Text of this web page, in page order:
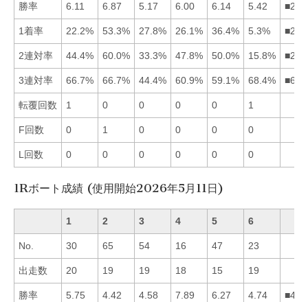
勝率 6.11 6.87 5.17 6.00 6.14 5.42
1着率 22.2% 53.3% 27.8% 26.1% 36.4% 5.3%
2連対率 44.4% 60.0% 33.3% 47.8% 50.0% 15.8%
3連対率 66.7% 66.7% 44.4% 60.9% 59.1% 68.4%
転覆回数 1 0 0 0 0 1
F回数 0 1 0 0 0 0
L回数 0 0 0 0 0 0
1Rボート成績 (使用開始2026年5月11日)
1 2 3 4 5 6
No. 30 65 54 16 47 23
出走数 20 19 19 18 15 19
勝率 5.75 4.42 4.58 7.89 6.27 4.74